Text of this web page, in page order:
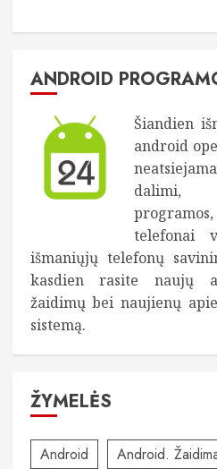
ANDROID
Šiandien
android
dalimi,
telefonai
išmaniųjų telefonų
kasdien rasite naujų
žaidimų bei naujienų
sistemą.
ŽYMELĖS
Android
Android.